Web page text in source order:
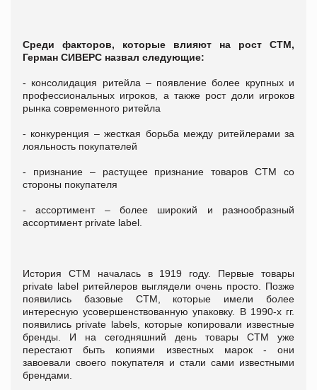
Среди факторов, которые влияют на рост СТМ,
Герман СИВЕРС назвал следующие:
- консолидация ритейла – появление более крупных и
профессиональных игроков, а также рост доли игроков
рынка современного ритейла
- конкуренция – жесткая борьба между ритейлерами за
лояльность покупателей
- признание – растущее признание товаров СТМ со
стороны покупателя
- ассортимент – более широкий и разнообразный
ассортимент private label.
История СТМ началась в 1919 году. Первые товары
private label ритейлеров выглядели очень просто. Позже
появились базовые СТМ, которые имели более
интересную усовершенствованную упаковку. В 1990-х гг.
появились private labels, которые копировали известные
бренды. И на сегодняшний день товары СТМ уже
перестают быть копиями известных марок - они
завоевали своего покупателя и стали сами известными
брендами.